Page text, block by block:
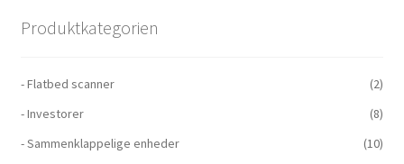
Produktkategorien
- Flatbed scanner
(2)
- Investorer
(8)
- Sammenklappelige enheder
(10)